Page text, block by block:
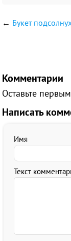
← Букет
Комментарии
Оставьте
Написать
Имя
Текст